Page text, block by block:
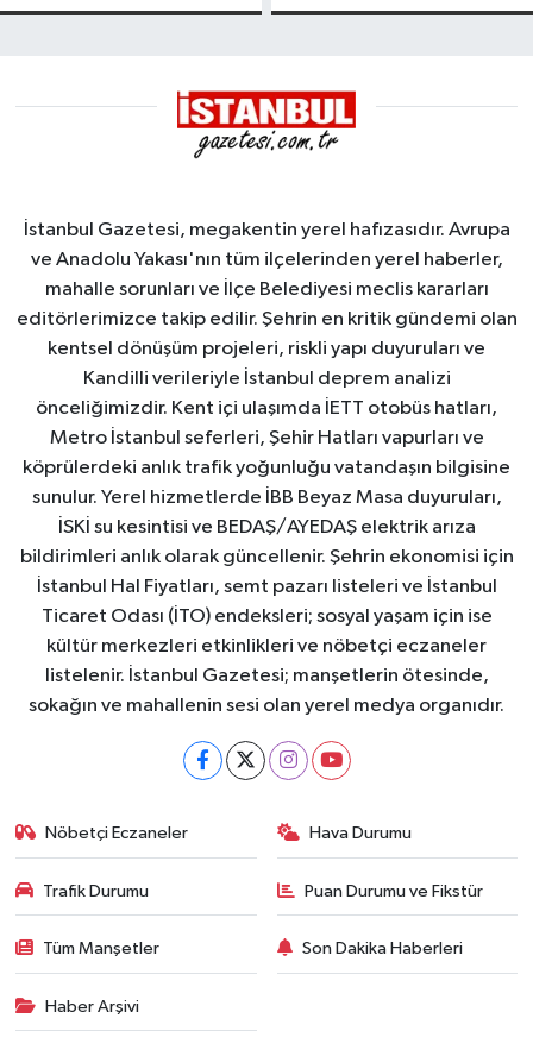
kayması
İstanbul Gazetesi, megakentin yerel hafızasıdır. Avrupa
ve Anadolu Yakası'nın tüm ilçelerinden yerel haberler,
mahalle sorunları ve İlçe Belediyesi meclis kararları
editörlerimizce takip edilir. Şehrin en kritik gündemi olan
kentsel dönüşüm projeleri, riskli yapı duyuruları ve
Kandilli verileriyle İstanbul deprem analizi
önceliğimizdir. Kent içi ulaşımda İETT otobüs hatları,
Metro İstanbul seferleri, Şehir Hatları vapurları ve
köprülerdeki anlık trafik yoğunluğu vatandaşın bilgisine
sunulur. Yerel hizmetlerde İBB Beyaz Masa duyuruları,
İSKİ su kesintisi ve BEDAŞ/AYEDAŞ elektrik arıza
bildirimleri anlık olarak güncellenir. Şehrin ekonomisi için
İstanbul Hal Fiyatları, semt pazarı listeleri ve İstanbul
Ticaret Odası (İTO) endeksleri; sosyal yaşam için ise
kültür merkezleri etkinlikleri ve nöbetçi eczaneler
listelenir. İstanbul Gazetesi; manşetlerin ötesinde,
sokağın ve mahallenin sesi olan yerel medya organıdır.
Nöbetçi Eczaneler Hava Durumu
Trafik Durumu Puan Durumu ve Fikstür
Tüm Manşetler Son Dakika Haberleri
Haber Arşivi